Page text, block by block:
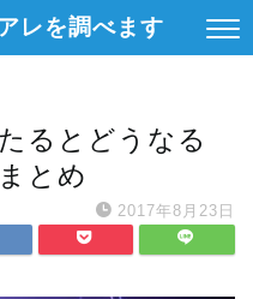
レを調べます
るとどうなる
とめ
2017年8月23日